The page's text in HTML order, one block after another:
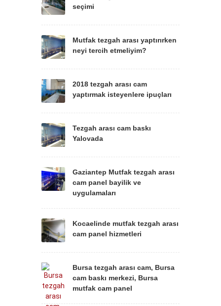
seçimi
Mutfak tezgah arası yaptırırken
neyi tercih etmeliyim?
2018 tezgah arası cam
yaptırmak isteyenlere ipuçları
Tezgah arası cam baskı
Yalovada
Gaziantep Mutfak tezgah arası
cam panel bayilik ve
uygulamaları
Kocaelinde mutfak tezgah arası
cam panel hizmetleri
Bursa tezgah arası cam, Bursa
cam baskı merkezi, Bursa
mutfak cam panel